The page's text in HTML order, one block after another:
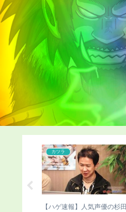
カツラ
【ハゲ速報】人気声優の杉田